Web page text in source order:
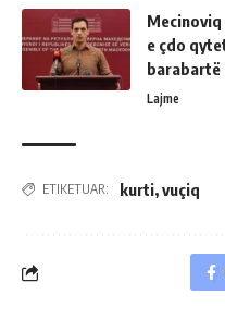
e çdo
barabartë
Lajme
ETIKETUAR: kurti,vuçiq